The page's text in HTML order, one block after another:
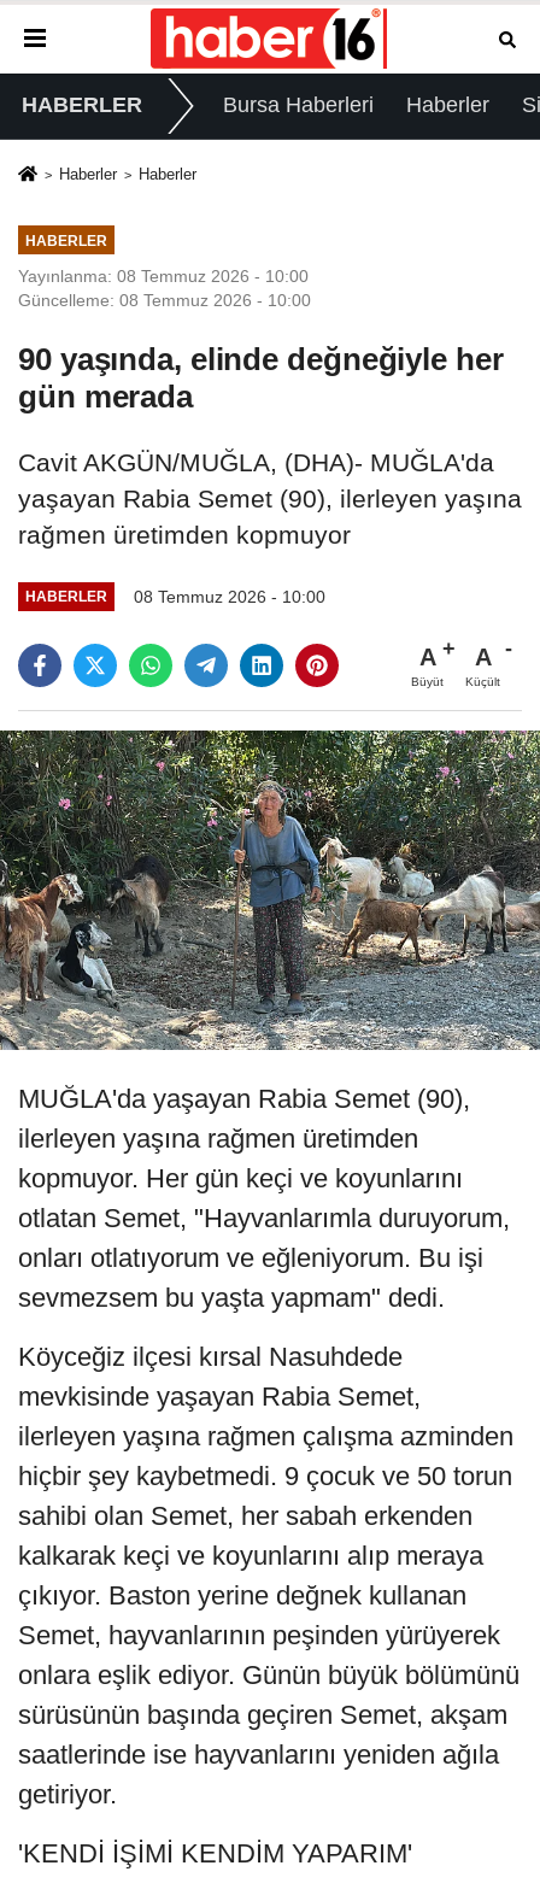
HABERLER Bursa Haberleri Haberler
Haberler Haberler
HABERLER
Yayınlanma: 08 Temmuz 2026 - 10:00
Güncelleme: 08 Temmuz 2026 - 10:00
90 yaşında, elinde değneğiyle her
gün merada
Cavit AKGÜN/MUĞLA, (DHA)- MUĞLA'da
yaşayan Rabia Semet (90), ilerleyen yaşına
rağmen üretimden kopmuyor
HABERLER 08 Temmuz 2026 - 10:00
A
Büyüt
A
Küçült
MUĞLA'da yaşayan Rabia Semet (90),
ilerleyen yaşına rağmen üretimden
kopmuyor. Her gün keçi ve koyunlarını
otlatan Semet, "Hayvanlarımla duruyorum,
onları otlatıyorum ve eğleniyorum. Bu işi
sevmezsem bu yaşta yapmam" dedi.
Köyceğiz ilçesi kırsal Nasuhdede
mevkisinde yaşayan Rabia Semet,
ilerleyen yaşına rağmen çalışma azminden
hiçbir şey kaybetmedi. 9 çocuk ve 50 torun
sahibi olan Semet, her sabah erkenden
kalkarak keçi ve koyunlarını alıp meraya
çıkıyor. Baston yerine değnek kullanan
Semet, hayvanlarının peşinden yürüyerek
onlara eşlik ediyor. Günün büyük bölümünü
sürüsünün başında geçiren Semet, akşam
saatlerinde ise hayvanlarını yeniden ağıla
getiriyor.
'KENDİ İŞİMİ KENDİM YAPARIM'